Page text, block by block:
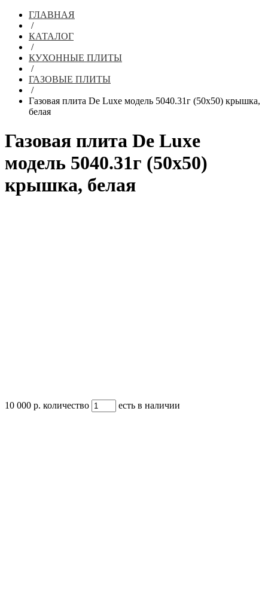
ГЛАВНАЯ
/
КАТАЛОГ
/
КУХОННЫЕ ПЛИТЫ
/
ГАЗОВЫЕ ПЛИТЫ
/
Газовая плита De Luxe модель 5040.31г (50х50) крышка,
белая
Газовая плита De Luxe
модель 5040.31г (50х50)
крышка, белая
10 000 р. количество есть в наличии